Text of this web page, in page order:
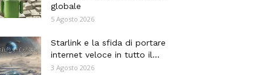
globale
5 Agosto 2026
Starlink e la sfida di portare
internet veloce in tutto il...
3 Agosto 2026